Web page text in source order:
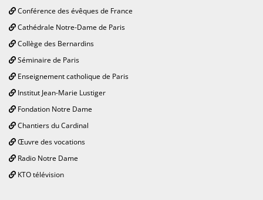
Conférence des évêques de France
Cathédrale Notre-Dame de Paris
Collège des Bernardins
Séminaire de Paris
Enseignement catholique de Paris
Institut Jean-Marie Lustiger
Fondation Notre Dame
Chantiers du Cardinal
Œuvre des vocations
Radio Notre Dame
KTO télévision